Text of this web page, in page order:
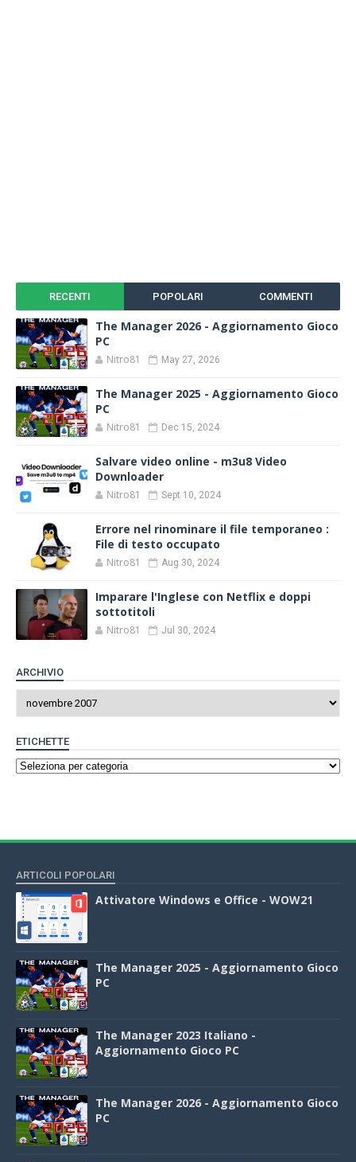
RECENTI POPOLARI COMMENTI
The Manager 2026 - Aggiornamento Gioco
PC
Nitro81 May 27, 2026
The Manager 2025 - Aggiornamento Gioco
PC
Nitro81 Dec 15, 2024
Salvare video online - m3u8 Video
Downloader
Nitro81 Sept 10, 2024
Errore nel rinominare il file temporaneo :
File di testo occupato
Nitro81 Aug 30, 2024
Imparare l'Inglese con Netflix e doppi
sottotitoli
Nitro81 Jul 30, 2024
ARCHIVIO
ETICHETTE
ARTICOLI POPOLARI
Attivatore Windows e Office - WOW21
The Manager 2025 - Aggiornamento Gioco
PC
The Manager 2023 Italiano -
Aggiornamento Gioco PC
The Manager 2026 - Aggiornamento Gioco
PC